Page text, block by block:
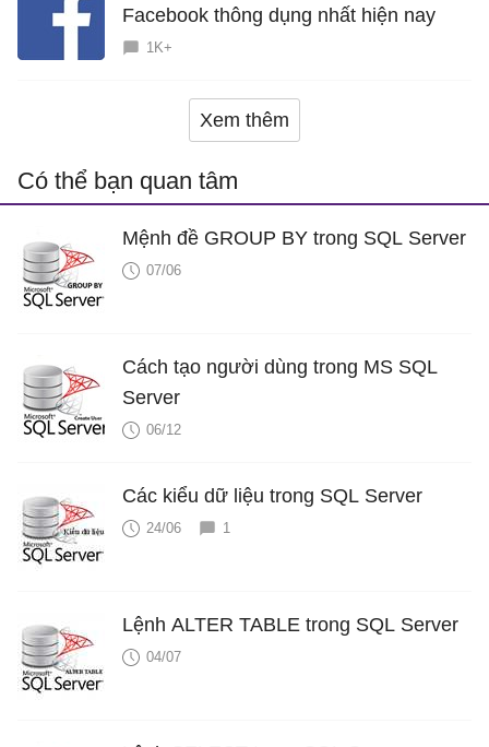
Facebook thông dụng nhất hiện nay
1K+
Xem thêm
Có thể bạn quan tâm
Mệnh đề GROUP BY trong SQL Server
07/06
Cách tạo người dùng trong MS SQL
Server
06/12
Các kiểu dữ liệu trong SQL Server
24/06 1
Lệnh ALTER TABLE trong SQL Server
04/07